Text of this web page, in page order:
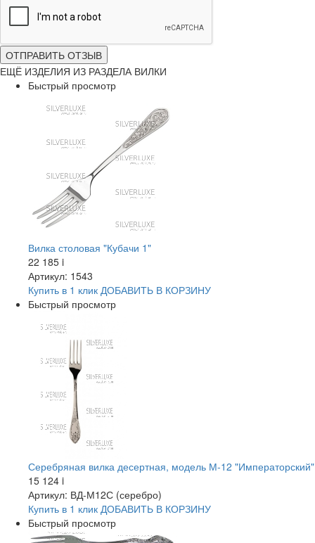
ОТПРАВИТЬ ОТЗЫВ
ЕЩЁ ИЗДЕЛИЯ ИЗ РАЗДЕЛА ВИЛКИ
Быстрый просмотр
Вилка столовая "Кубачи 1"
22 185 i
Артикул: 1543
Купить в 1 клик ДОБАВИТЬ В КОРЗИНУ
Быстрый просмотр
Серебряная вилка десертная, модель М-12 "Императорский"
15 124 i
Артикул: ВД-М12С (серебро)
Купить в 1 клик ДОБАВИТЬ В КОРЗИНУ
Быстрый просмотр